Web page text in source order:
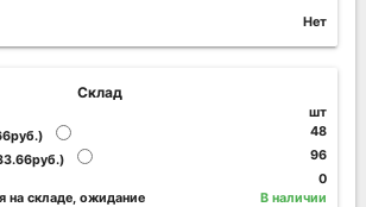
Нет
Склад
шт
48
96
0
на складе, ожидание
В наличии